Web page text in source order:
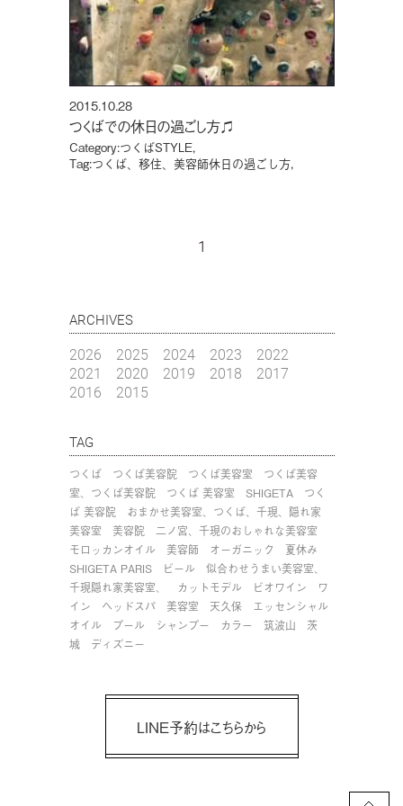
2015.10.28
つくばでの休日の過ごし方♫
Category:つくばSTYLE,
Tag:つくば、移住、美容師休日の過ごし方,
1
ARCHIVES
2026 2025 2024 2023
2022
2021
2020 2019 2018
2017
2016
2015
TAG
つくば つくば美容院 つくば美容室
つくば美容
室、つくば美容院
つくば 美容室 SHIGETA
つく
ば 美容院
おまかせ美容室、つくば、千現、隠れ家
美容室
美容院
二ノ宮、千現のおしゃれな美容室
モロッカンオイル
美容師 オーガニック
夏休み
SHIGETA PARIS
ビール
似合わせうまい美容室、
千現隠れ家美容室、
カットモデル ビオワイン
ワ
イン
ヘッドスパ 美容室 天久保
エッセンシャル
オイル
プール シャンプー カラー 筑波山
茨
城
ディズニー
LINE予約はこちらから